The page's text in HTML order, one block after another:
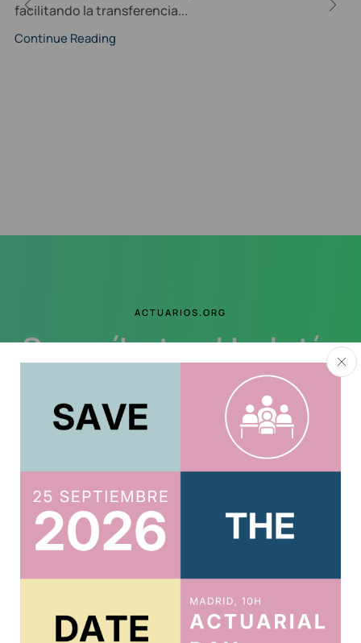
facilitando la transferencia...
Continue Reading
ACTUARIOS.ORG
Suscríbete al boletín
Te mantendremos al tanto de todo